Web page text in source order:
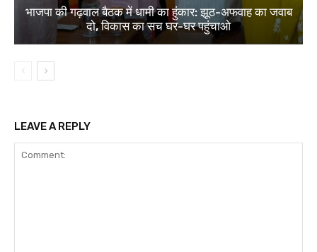
भाजपा की गढ़वाल बैठक में धामी का हुंकार: झूठ-अफवाह का जवाब
दो, विकास का सच घर-घर पहुंचाओ
LEAVE A REPLY